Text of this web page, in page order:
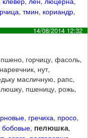
,тмин, кориандр,
14/08/2014 12:32
горчицу, фасоль,
нут,
масличную, рапс,
пшеницу, рожь,
, гречиха, просо,
бобовые, пелюшка,